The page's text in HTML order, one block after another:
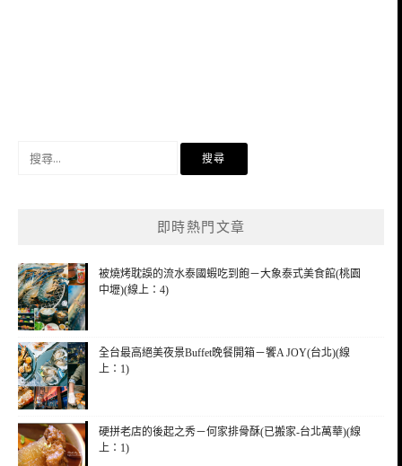
即時熱門文章
被燒烤耽誤的流水泰國蝦吃到飽－大象泰式美食館(桃園
中壢)(線上：4)
全台最高絕美夜景Buffet晚餐開箱－饗A JOY(台北)(線
上：1)
硬拼老店的後起之秀－何家排骨酥(已搬家-台北萬華)(線
上：1)